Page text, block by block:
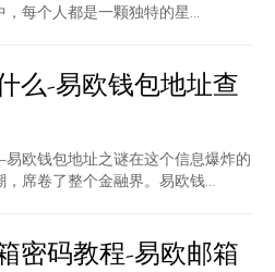
每个人都是一颗独特的星...
么-易欧钱包地址查
欧钱包地址之谜在这个信息爆炸的
席卷了整个金融界。易欧钱...
密码教程-易欧邮箱